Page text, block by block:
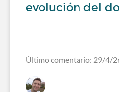
evolución del
Último comentario: 29/4/